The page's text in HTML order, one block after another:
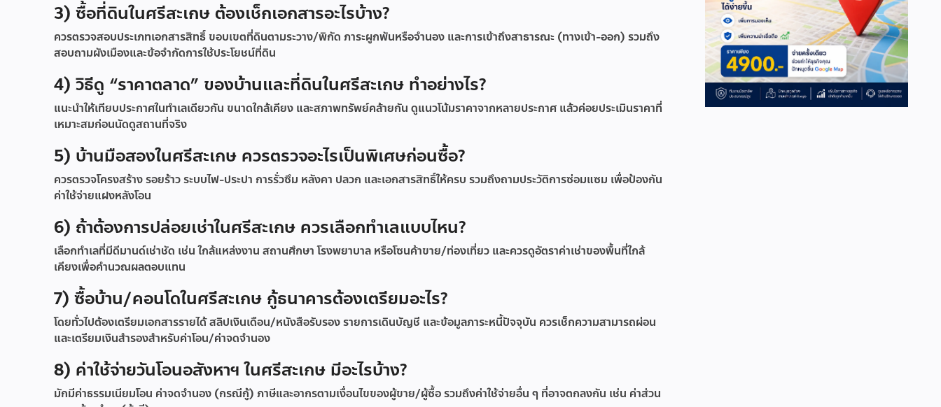
3) ซื้อที่ดินในศรีสะเกษ ต้องเช็กเอกสารอะไรบ้าง?
ควรตรวจสอบประเภทเอกสารสิทธิ์ ขอบเขตที่ดินตามระวาง/พิกัด ภาระผูกพันหรือจำนอง และการเข้าถึงสาธารณะ (ทางเข้า-ออก) รวมถึง
สอบถามผังเมืองและข้อจำกัดการใช้ประโยชน์ที่ดิน
4) วิธีดู “ราคาตลาด” ของบ้านและที่ดินในศรีสะเกษ ทำอย่างไร?
แนะนำให้เทียบประกาศในทำเลเดียวกัน ขนาดใกล้เคียง และสภาพทรัพย์คล้ายกัน ดูแนวโน้มราคาจากหลายประกาศ แล้วค่อยประเมินราคาที่
เหมาะสมก่อนนัดดูสถานที่จริง
5) บ้านมือสองในศรีสะเกษ ควรตรวจอะไรเป็นพิเศษก่อนซื้อ?
ควรตรวจโครงสร้าง รอยร้าว ระบบไฟ-ประปา การรั่วซึม หลังคา ปลวก และเอกสารสิทธิ์ให้ครบ รวมถึงถามประวัติการซ่อมแซม เพื่อป้องกัน
ค่าใช้จ่ายแฝงหลังโอน
6) ถ้าต้องการปล่อยเช่าในศรีสะเกษ ควรเลือกทำเลแบบไหน?
เลือกทำเลที่มีดีมานด์เช่าชัด เช่น ใกล้แหล่งงาน สถานศึกษา โรงพยาบาล หรือโซนค้าขาย/ท่องเที่ยว และควรดูอัตราค่าเช่าของพื้นที่ใกล้
เคียงเพื่อคำนวณผลตอบแทน
7) ซื้อบ้าน/คอนโดในศรีสะเกษ กู้ธนาคารต้องเตรียมอะไร?
โดยทั่วไปต้องเตรียมเอกสารรายได้ สลิปเงินเดือน/หนังสือรับรอง รายการเดินบัญชี และข้อมูลภาระหนี้ปัจจุบัน ควรเช็กความสามารถผ่อน
และเตรียมเงินสำรองสำหรับค่าโอน/ค่าจดจำนอง
8) ค่าใช้จ่ายวันโอนอสังหาฯ ในศรีสะเกษ มีอะไรบ้าง?
มักมีค่าธรรมเนียมโอน ค่าจดจำนอง (กรณีกู้) ภาษีและอากรตามเงื่อนไขของผู้ขาย/ผู้ซื้อ รวมถึงค่าใช้จ่ายอื่น ๆ ที่อาจตกลงกัน เช่น ค่าส่วน